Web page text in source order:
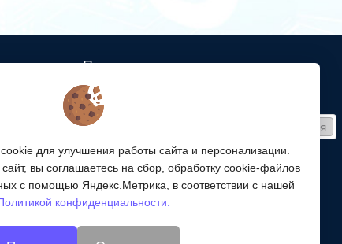
Подписка
Получайте только полезные статьи!
Подписаться
Согласен на обработку персональных данных
Мы в соцсетях:
для улучшения работы сайта и персонализации.
вы соглашаетесь на сбор, обработку cookie-файлов
с помощью Яндекс.Метрика, в соответствии с нашей
конфиденциальности.